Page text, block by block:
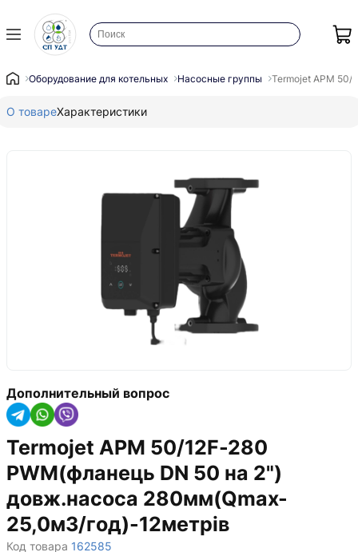
Оборудование для котельных Насосные группы Termojet APM 50/
О товареХарактеристики
Дополнительный вопрос
Termojet APM 50/12F-280
PWM(фланець DN 50 на 2")
довж.насоса 280мм(Qmax-
25,0м3/год)-12метрів
Код товара 162585